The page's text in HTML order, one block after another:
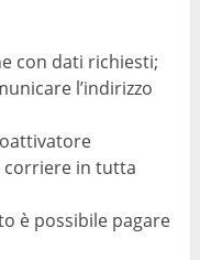
con dati richiesti;
l’indirizzo
in tutta
è possibile pagare